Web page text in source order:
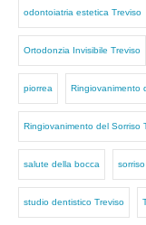
odontoiatria estetica Treviso
Ortodonzia Invisibile Treviso
piorrea Ringiovanimento
Ringiovanimento del Sorriso
salute della bocca
studio dentistico Treviso